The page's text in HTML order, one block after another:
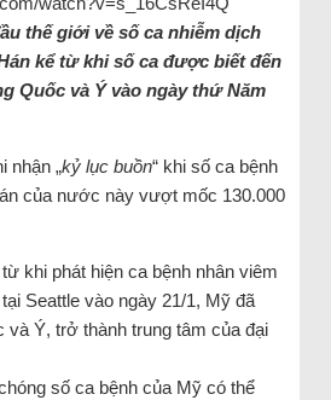
thế giới về số ca nhiễm dịch
kể từ khi số ca được biết đến
Quốc và Ý vào ngày thứ Năm
nhận „kỷ lục buồn“ khi số ca bệnh
của nước này vượt mốc 130.000
khi phát hiện ca bệnh nhân viêm
Seattle vào ngày 21/1, Mỹ đã
và Ý, trở thành trung tâm của đại
số ca bệnh của Mỹ có thể